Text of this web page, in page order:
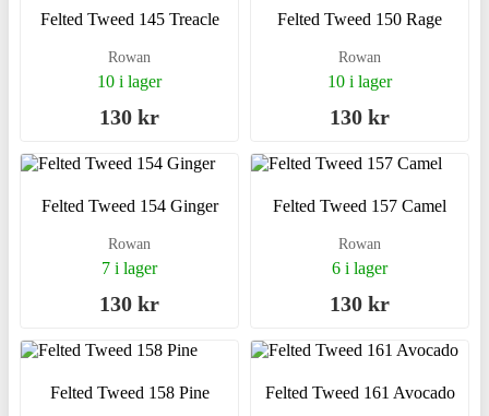
Felted Tweed 145 Treacle
Rowan
10 i lager
130 kr
Felted Tweed 150 Rage
Rowan
10 i lager
130 kr
Felted Tweed 154 Ginger
Rowan
7 i lager
130 kr
Felted Tweed 157 Camel
Rowan
6 i lager
130 kr
Felted Tweed 158 Pine Felted Tweed 161 Avocado